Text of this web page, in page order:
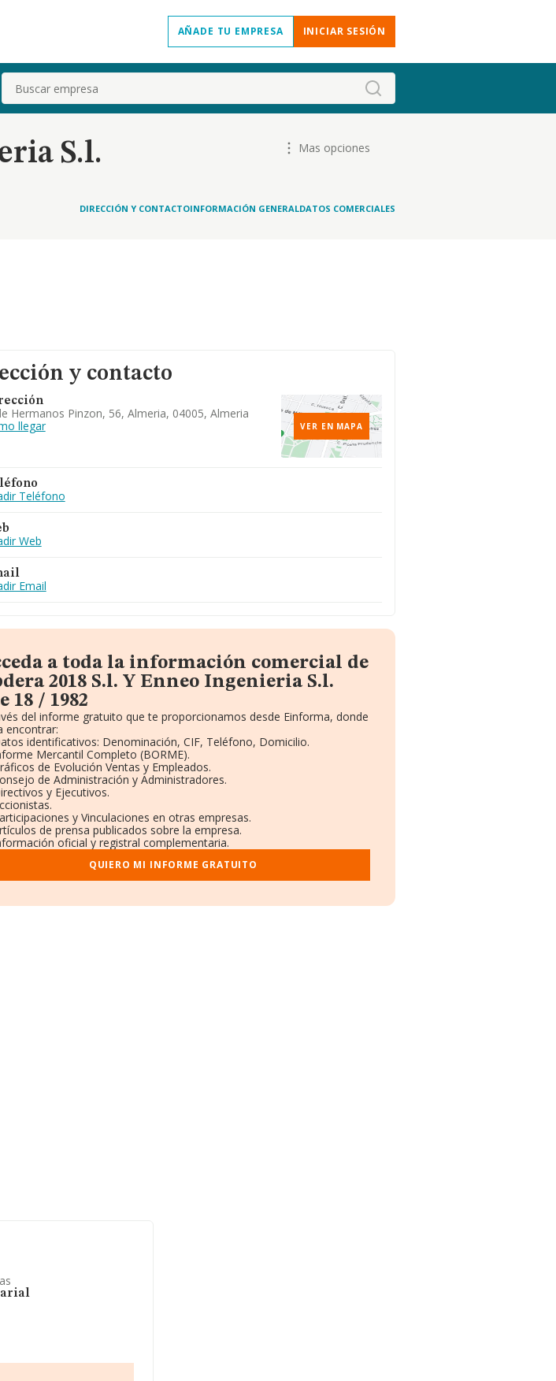
AÑADE TU EMPRESA INICIAR SESIÓN
Buscar
S.l.
Mas opciones
DIRECCIÓN Y CONTACTOINFORMACIÓN GENERALDATOS COMERCIALES
y contacto
Hermanos Pinzon, 56, Almeria, 04005, Almeria
llegar
VER EN MAPA
Teléfono
Web
Email
a toda la información comercial de
2018 S.l. Y Enneo Ingenieria S.l.
18 / 1982
del informe gratuito que te proporcionamos desde Einforma, donde
encontrar:
identificativos: Denominación, CIF, Teléfono, Domicilio.
Mercantil Completo (BORME).
de Evolución Ventas y Empleados.
de Administración y Administradores.
y Ejecutivos.
y Vinculaciones en otras empresas.
de prensa publicados sobre la empresa.
oficial y registral complementaria.
QUIERO MI INFORME GRATUITO